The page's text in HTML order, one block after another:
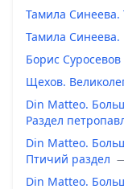
Тамила Синеева.
Тамила Синеева.
Борис Суросевов
Щехов.
Din Matteo.
Раздел
Din Matteo.
Птичий раздел
Din Matteo.